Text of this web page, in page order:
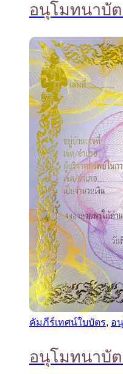
อนุโมทนาบั
คัมภีร์เทศน์ใบบัตร, อ
อนุโมทนาบั